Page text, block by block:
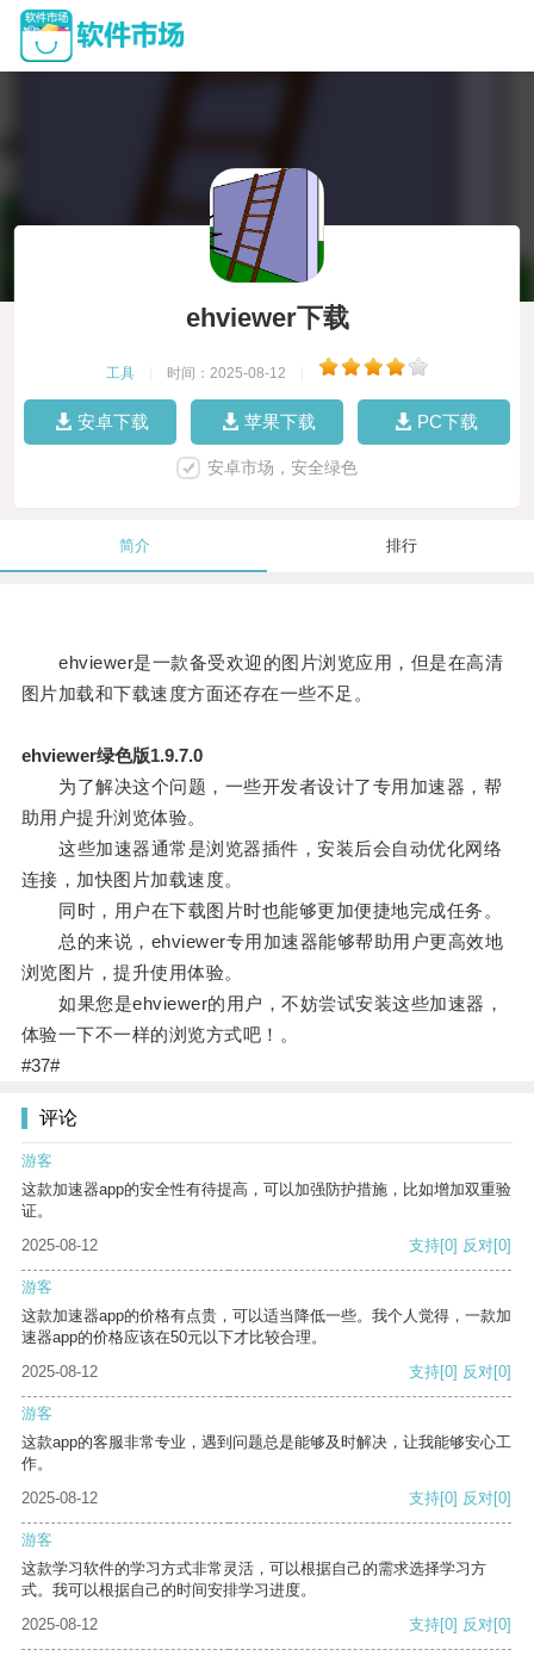
ehviewer下载
工具 时间：2025-08-12
安卓下载 苹果下载 PC下载
安卓市场，安全绿色
简介 排行
ehviewer是一款备受欢迎的图片浏览应用，但是在高清
图片加载和下载速度方面还存在一些不足。
ehviewer绿色版1.9.7.0
为了解决这个问题，一些开发者设计了专用加速器，帮
助用户提升浏览体验。
这些加速器通常是浏览器插件，安装后会自动优化网络
连接，加快图片加载速度。
同时，用户在下载图片时也能够更加便捷地完成任务。
总的来说，ehviewer专用加速器能够帮助用户更高效地
浏览图片，提升使用体验。
如果您是ehviewer的用户，不妨尝试安装这些加速器，
体验一下不一样的浏览方式吧！。
#37#
评论
游客
这款加速器app的安全性有待提高，可以加强防护措施，比如增加双重验
证。
2025-08-12
支持[0] 反对[0]
游客
这款加速器app的价格有点贵，可以适当降低一些。我个人觉得，一款加
速器app的价格应该在50元以下才比较合理。
2025-08-12
支持[0] 反对[0]
游客
这款app的客服非常专业，遇到问题总是能够及时解决，让我能够安心工
作。
2025-08-12
支持[0] 反对[0]
游客
这款学习软件的学习方式非常灵活，可以根据自己的需求选择学习方
式。我可以根据自己的时间安排学习进度。
2025-08-12
支持[0] 反对[0]